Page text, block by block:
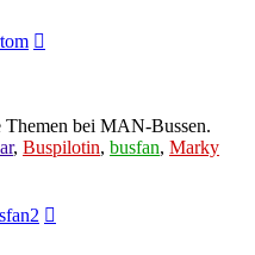
Themen bei MAN-Bussen.
, Buspilotin, busfan, Marky